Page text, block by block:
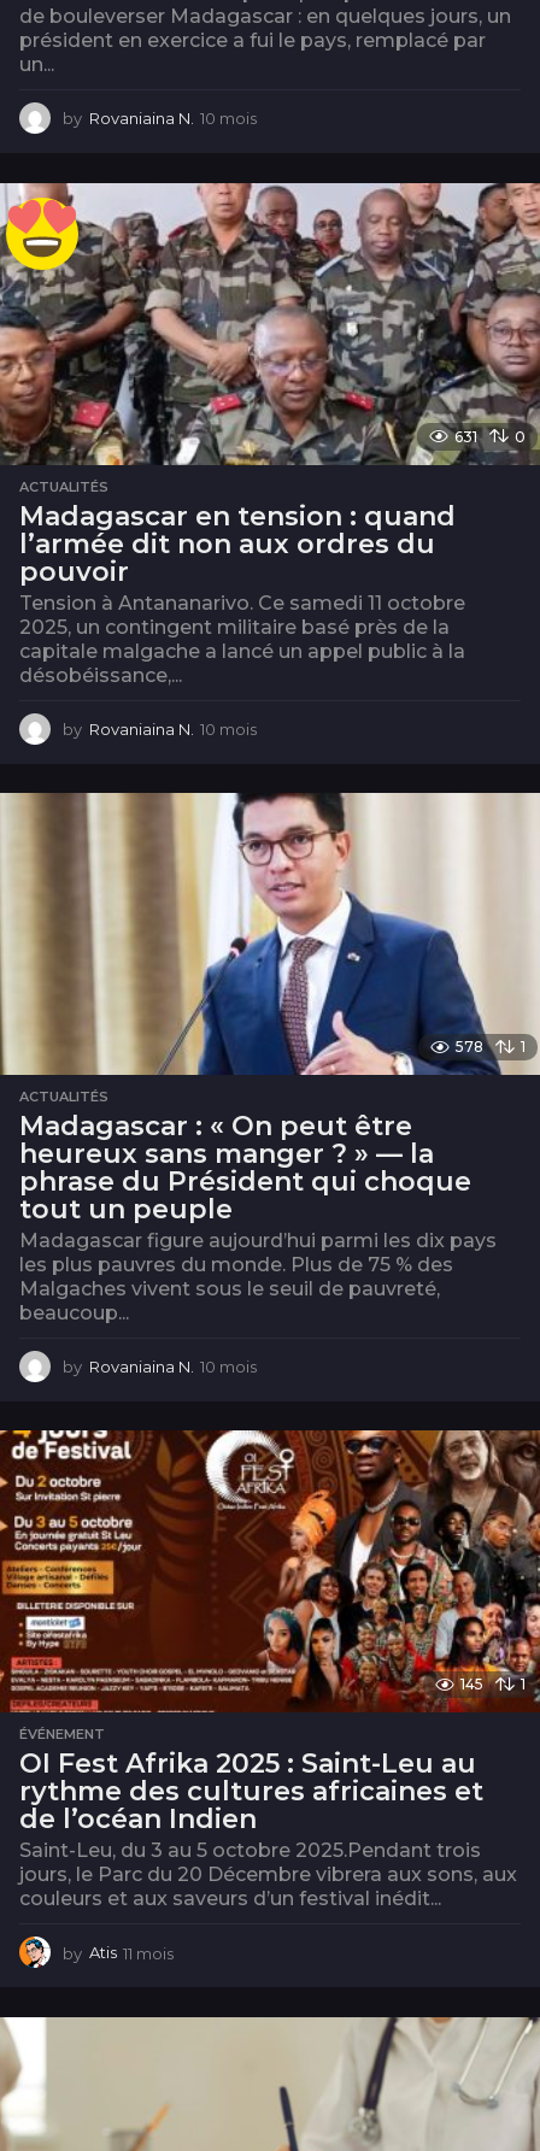
de bouleverser Madagascar : en quelques jours, un
président en exercice a fui le pays, remplacé par
un...
by Rovaniaina N. 10 mois
o
i
s
631 0
ACTUALITÉS
Madagascar en tension : quand
l’armée dit non aux ordres du
pouvoir
Tension à Antananarivo. Ce samedi 11 octobre
2025, un contingent militaire basé près de la
capitale malgache a lancé un appel public à la
désobéissance,...
by Rovaniaina N. 10 mois
o
s
578 1
ACTUALITÉS
Madagascar : « On peut être
heureux sans manger ? » — la
phrase du Président qui choque
tout un peuple
Madagascar figure aujourd’hui parmi les dix pays
les plus pauvres du monde. Plus de 75 % des
Malgaches vivent sous le seuil de pauvreté,
beaucoup...
by Rovaniaina N. 10 mois
o
i
s
145 1
ÉVÉNEMENT
OI Fest Afrika 2025 : Saint-Leu au
rythme des cultures africaines et
de l’océan Indien
Saint-Leu, du 3 au 5 octobre 2025.Pendant trois
jours, le Parc du 20 Décembre vibrera aux sons, aux
couleurs et aux saveurs d’un festival inédit...
by Atis 11 mois
o